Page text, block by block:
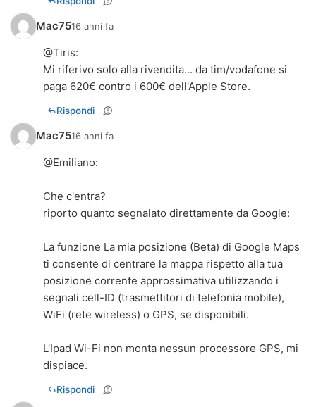
Mac7516 anni fa
@Tiris:
Mi riferivo solo alla rivendita... da tim/vodafone si
paga 620€ contro i 600€ dell'Apple Store.
Rispondi
Mac7516 anni fa
@Emiliano:
Che c'entra?
riporto quanto segnalato direttamente da Google:
La funzione La mia posizione (Beta) di Google Maps
ti consente di centrare la mappa rispetto alla tua
posizione corrente approssimativa utilizzando i
segnali cell-ID (trasmettitori di telefonia mobile),
WiFi (rete wireless) o GPS, se disponibili.
L'Ipad Wi-Fi non monta nessun processore GPS, mi
dispiace.
Rispondi